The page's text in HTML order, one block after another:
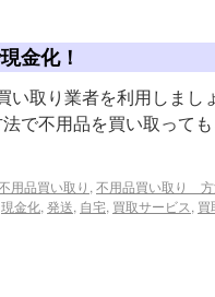
金化！
い取り業者を利用しまし
で不用品を買い取っても
用品買い取り , 不用品買い取り
現金化, 発送, 自宅, 買取サービス, 買